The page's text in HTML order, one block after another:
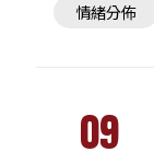
情緒分佈
09